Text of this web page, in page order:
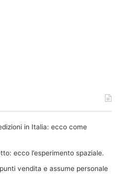
in Italia: ecco come
ecco l’esperimento spaziale.
vendita e assume personale